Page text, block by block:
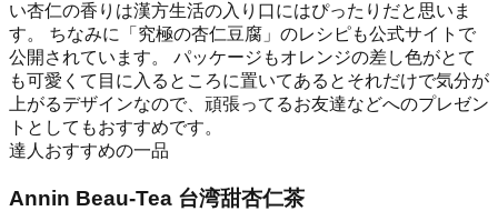
い杏仁の香りは漢方生活の入り口にはぴったりだと思いま
す。 ちなみに「究極の杏仁豆腐」のレシピも公式サイトで
公開されています。 パッケージもオレンジの差し色がとて
も可愛くて目に入るところに置いてあるとそれだけで気分が
上がるデザインなので、頑張ってるお友達などへのプレゼン
トとしてもおすすめです。
達人おすすめの一品
Annin Beau-Tea 台湾甜杏仁茶